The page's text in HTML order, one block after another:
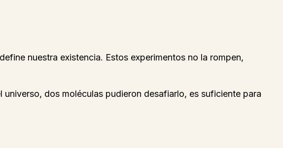
nuestra existencia. Estos experimentos no la rompen,
dos moléculas pudieron desafiarlo, es suficiente para